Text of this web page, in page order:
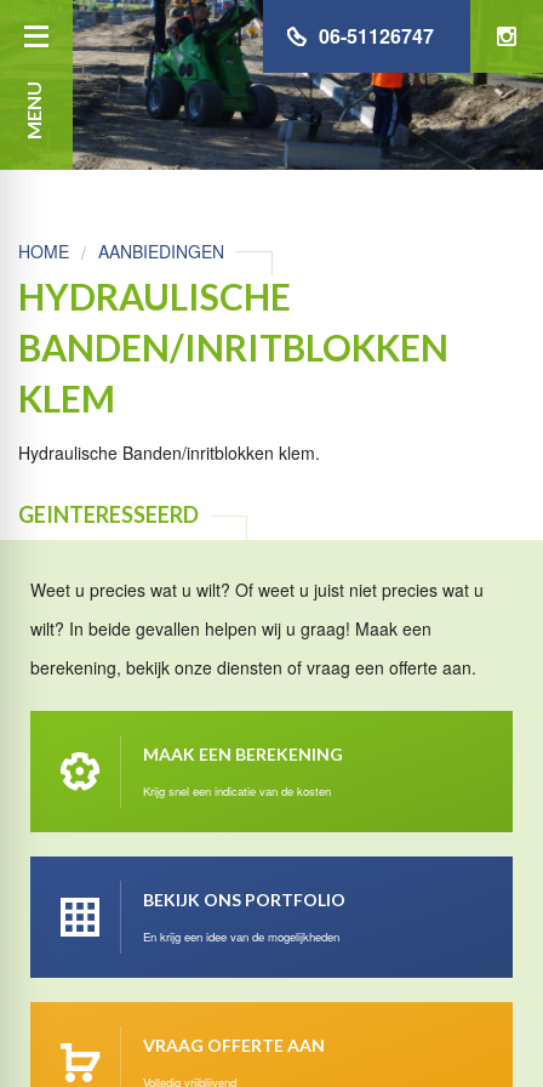
MENU
06-51126747
HOME AANBIEDINGEN
HYDRAULISCHE
BANDEN/INRITBLOKKEN
KLEM
Hydraulische Banden/inritblokken klem.
GEINTERESSEERD
Weet u precies wat u wilt? Of weet u juist niet precies wat u
wilt? In beide gevallen helpen wij u graag! Maak een
berekening, bekijk onze diensten of vraag een offerte aan.
MAAK EEN BEREKENING
Krijg snel een indicatie van de kosten
BEKIJK ONS PORTFOLIO
En krijg een idee van de mogelijkheden
VRAAG OFFERTE AAN
Volledig vrijblijvend